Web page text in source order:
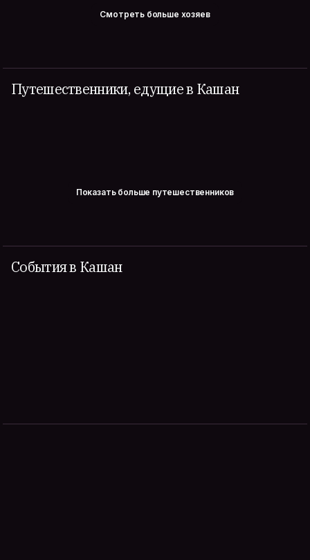
Смотреть больше хозяев
Путешественники, едущие в Кашан
Показать больше путешественников
События в Кашан